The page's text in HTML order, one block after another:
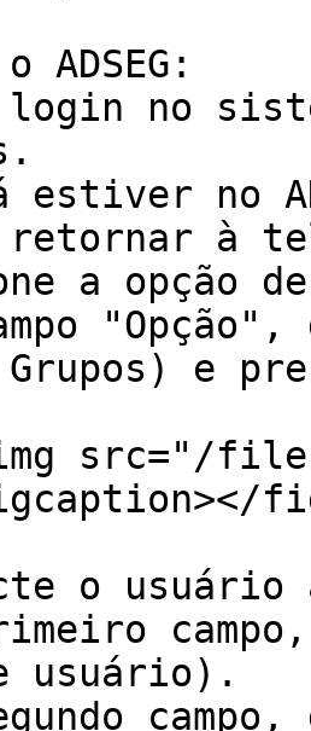
ADSEG:
retornar à
a opção
Grupos) e
src="/
o usuário
usuário).